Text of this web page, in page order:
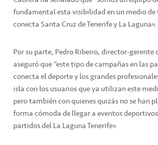
fundamental esta visibilidad en un medio
conecta Santa Cruz de Tenerife y La Laguna”.
Por su parte, Pedro Ribeiro, director-
aseguró que “este tipo de campañas en las
conecta el deporte y los grandes
isla con los usuarios que ya utilizan este
pero también con quienes quizás no se han
forma cómoda de llegar a eventos
partidos del La Laguna Tenerife”.